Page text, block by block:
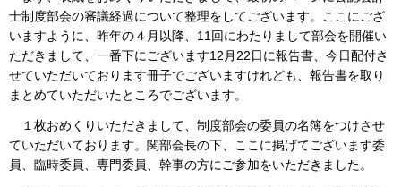
士制度部会の審議経過について整理をしてございます。ここにござ
いますように、昨年の４月以降、11回にわたりまして部会を開催い
ただきまして、一番下にございます12月22日に報告書、今日配付さ
せていただいております冊子でございますけれども、報告書を取り
まとめていただいたところでございます。
１枚おめくりいただきまして、制度部会の委員の名簿をつけさせ
ていただいております。関部会長の下、ここに掲げてございます委
員、臨時委員、専門委員、幹事の方にご参加をいただきました。